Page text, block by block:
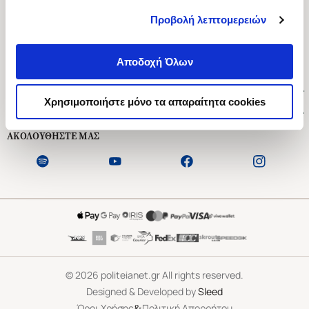
Προβολή λεπτομερειών
Αποδοχή Όλων
Χρησιμοποιήστε μόνο τα απαραίτητα cookies
Ασκληπιού 1-3, Αθήνα 106 79
Δευτέρα - Παρασκευή 09:00-21:00
Εξυπηρέτηση Πελατών
ΑΚΟΛΟΥΘΗΣΤΕ ΜΑΣ
©2026 politeianet.gr All rights reserved.
Designed & Developed bySleed